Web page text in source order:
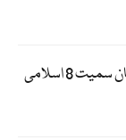
غزہ میں اسرائیلی کارروائیوں پر پاکستان سمیت 8 اسلامی